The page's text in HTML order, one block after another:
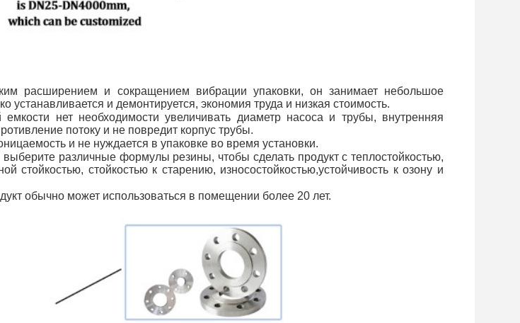
расширением и сокращением вибрации упаковки, он занимает небольшое
устанавливается и демонтируется, экономия труда и низкая стоимость.
нет необходимости увеличивать диаметр насоса и трубы, внутренняя
потоку и не повредит корпус трубы.
и не нуждается в упаковке во время установки.
различные формулы резины, чтобы сделать продукт с теплостойкостью,
стойкостью, стойкостью к старению, износостойкостью,устойчивость к озону и
обычно может использоваться в помещении более 20 лет.